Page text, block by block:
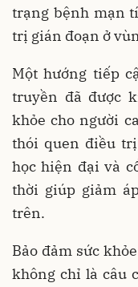
trạng bệnh mạn
trị gián đoạn ở
Một hướng tiếp
truyền đã được
khỏe cho người
thói quen điều
học hiện đại và
thời giúp giảm
trên.
Bảo đảm sức
không chỉ là câu